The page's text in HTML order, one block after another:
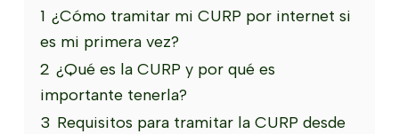
1 ¿Cómo tramitar mi CURP por internet si
es mi primera vez?
2 ¿Qué es la CURP y por qué es
importante tenerla?
3 Requisitos para tramitar la CURP desde